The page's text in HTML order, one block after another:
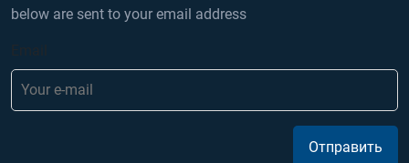
below are sent to your email address
Отправить